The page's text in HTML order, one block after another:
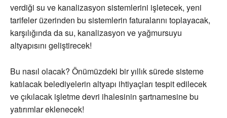
verdiği su ve kanalizasyon sistemlerini işletecek, yeni
tarifeler üzerinden bu sistemlerin faturalarını toplayacak,
karşılığında da su, kanalizasyon ve yağmursuyu
altyapısını geliştirecek!
Bu nasıl olacak? Önümüzdeki bir yıllık sürede sisteme
katılacak belediyelerin altyapı ihtiyaçları tespit edilecek
ve çıkılacak işletme devri ihalesinin şartnamesine bu
yatırımlar eklenecek!